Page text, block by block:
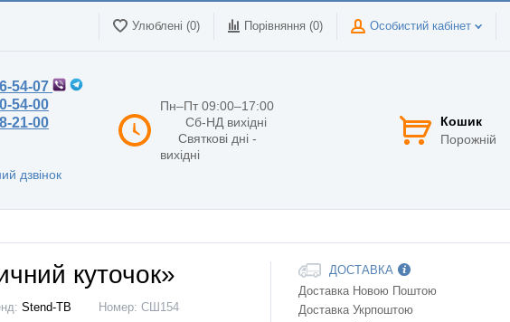
Улюблені (0) Порівняння (0) Особистий кабінет
54-07
54-00
21-00
дзвінок
Пн–Пт 09:00–17:00
Сб-НД вихідні
Святкові дні -
вихідні
Кошик
Порожній
куточок»
Stend-TB Номер: СШ154
ДОСТАВКА
Доставка Новою Поштою
Доставка Укрпоштою